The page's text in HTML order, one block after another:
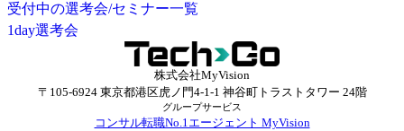
受付中の選考会/セミナー一覧
1day選考会
株式会社MyVision
〒105-6924 東京都港区虎ノ門4-1-1 神谷町トラストタワー 24階
グループサービス
コンサル転職No.1エージェント MyVision